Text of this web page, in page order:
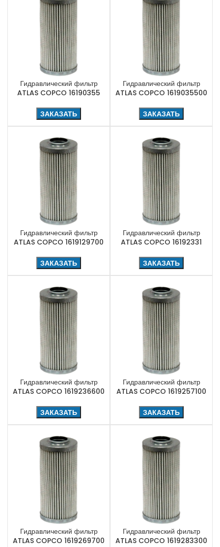
Гидравлический фильтр
ATLAS COPCO 16190355
ЗАКАЗАТЬ
Гидравлический фильтр
ATLAS COPCO 1619035500
ЗАКАЗАТЬ
Гидравлический фильтр
ATLAS COPCO 1619129700
ЗАКАЗАТЬ
Гидравлический фильтр
ATLAS COPCO 16192331
ЗАКАЗАТЬ
Гидравлический фильтр
ATLAS COPCO 1619236600
ЗАКАЗАТЬ
Гидравлический фильтр
ATLAS COPCO 1619257100
ЗАКАЗАТЬ
Гидравлический фильтр
ATLAS COPCO 1619269700
Гидравлический фильтр
ATLAS COPCO 1619283300